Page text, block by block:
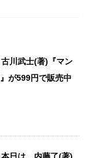
川武士(著)『マン
が599円で販売中
日は、内藤了(著)